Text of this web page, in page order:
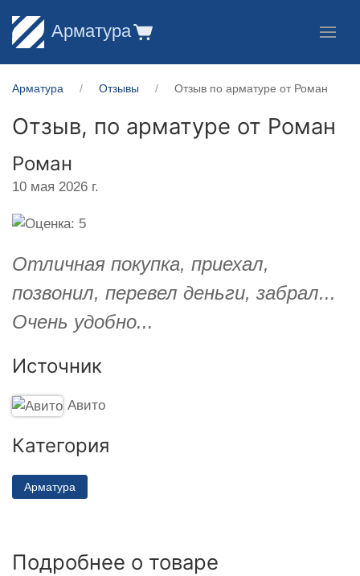
Арматура
Арматура Отзывы Отзыв по арматуре от Роман
Отзыв, по арматуре от Роман
Роман
10 мая 2026 г.
Отличная покупка, приехал,
позвонил, перевел деньги, забрал...
Очень удобно...
Источник
Авито
Категория
Арматура
Подробнее о товаре